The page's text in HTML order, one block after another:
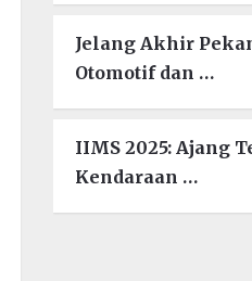
Jelang Akhir
Otomotif dan …
IIMS 2025: Ajang
Kendaraan …